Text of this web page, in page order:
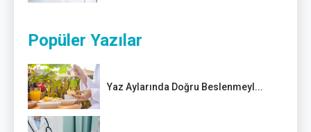
Popüler Yazılar
Yaz Aylarında Doğru Beslenmeyl...